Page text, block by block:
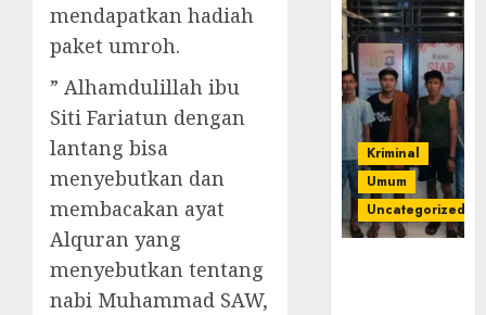
mendapatkan hadiah
paket umroh.
” Alhamdulillah ibu
Siti Fariatun dengan
lantang bisa
menyebutkan dan
membacakan ayat
Alquran yang
menyebutkan tentang
nabi Muhammad SAW,
Kriminal
Umum
Uncategorized